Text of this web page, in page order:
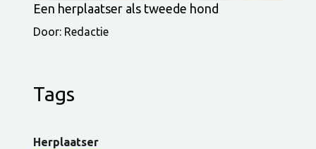
Een herplaatser als tweede hond
Door: Redactie
Tags
Herplaatser